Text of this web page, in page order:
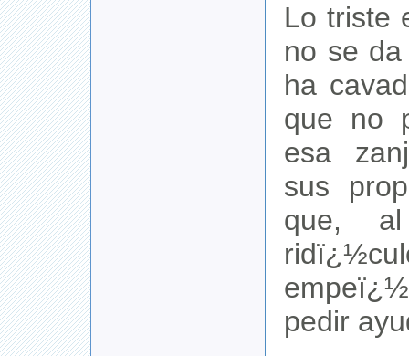
Lo triste
no se
ha
que no
esa
sus
que,
pedir